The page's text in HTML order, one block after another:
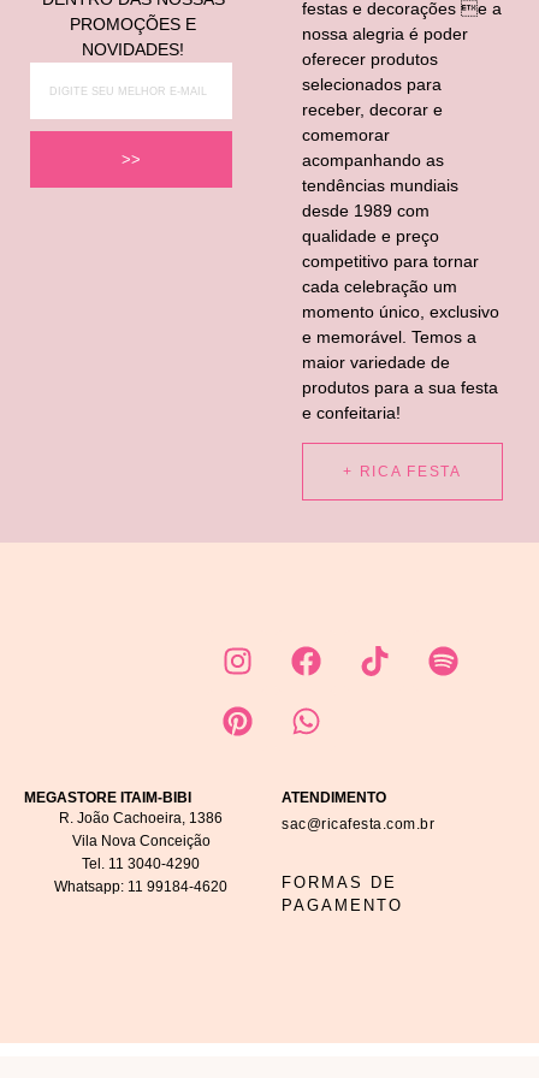
PROMOÇÕES E
NOVIDADES!
>>
festas e decorações e a
nossa alegria é poder
oferecer produtos
selecionados para
receber, decorar e
comemorar
acompanhando as
tendências mundiais
desde 1989 com
qualidade e preço
competitivo para tornar
cada celebração um
momento único, exclusivo
e memorável. Temos a
maior variedade de
produtos para a sua festa
e confeitaria!
+ RICA FESTA
MEGASTORE ITAIM-BIBI
R. João Cachoeira, 1386
Vila Nova Conceição
Tel. 11 3040-4290
Whatsapp: 11 99184-4620
ATENDIMENTO
sac@ricafesta.com.br
FORMAS DE
PAGAMENTO